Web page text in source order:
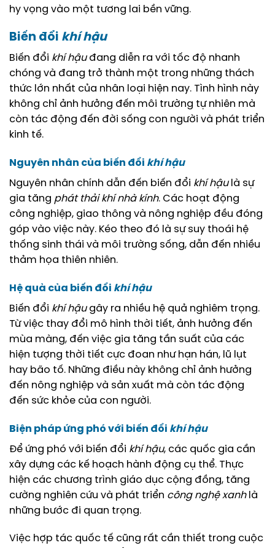
hy vọng vào một tương lai bền vững.
Biến đổi khí hậu
Biến đổi khí hậuđang diễn ra với tốc độ nhanh
chóng và đang trở thành một trong những thách
thức lớn nhất của nhân loại hiện nay. Tình hình này
không chỉ ảnh hưởng đến môi trường tự nhiên mà
còn tác động đến đời sống con người và phát triển
kinh tế.
Nguyên nhân của biến đổi khí hậu
Nguyên nhân chính dẫn đến biến đổi khí hậulà sự
gia tăng phát thải khí nhà kính. Các hoạt động
công nghiệp, giao thông và nông nghiệp đều đóng
góp vào việc này. Kéo theo đó là sự suy thoái hệ
thống sinh thái và môi trường sống, dẫn đến nhiều
thảm họa thiên nhiên.
Hệ quả của biến đổi khí hậu
Biến đổi khí hậugây ra nhiều hệ quả nghiêm trọng.
Từ việc thay đổi mô hình thời tiết, ảnh hưởng đến
mùa màng, đến việc gia tăng tần suất của các
hiện tượng thời tiết cực đoan như hạn hán, lũ lụt
hay bão tố. Những điều này không chỉ ảnh hưởng
đến nông nghiệp và sản xuất mà còn tác động
đến sức khỏe của con người.
Biện pháp ứng phó với biến đổi khí hậu
Để ứng phó với biến đổi khí hậu, các quốc gia cần
xây dựng các kế hoạch hành động cụ thể. Thực
hiện các chương trình giáo dục cộng đồng, tăng
cường nghiên cứu và phát triển công nghệ xanhlà
những bước đi quan trọng.
Việc hợp tác quốc tế cũng rất cần thiết trong cuộc